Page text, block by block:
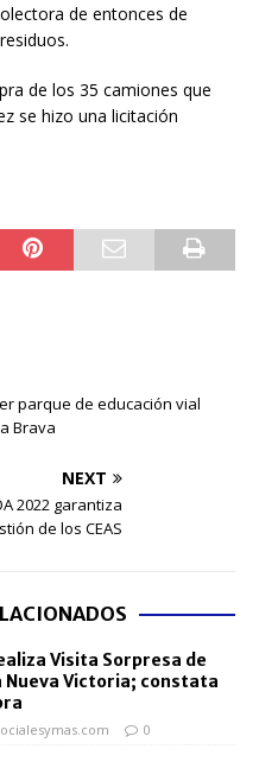
de entonces de
de los 35 camiones que
se hizo una licitación
parque de educación vial
Brava
NEXT
2022 garantiza
de los CEAS
Visita Sorpresa de
Nueva Victoria; constata
0